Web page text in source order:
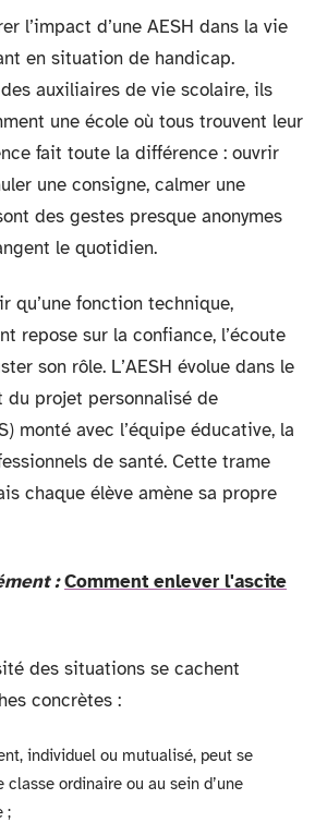
l’impact d’une AESH dans la vie
en situation de handicap.
auxiliaires de vie scolaire, ils
une école où tous trouvent leur
fait toute la différence : ouvrir
une consigne, calmer une
des gestes presque anonymes
le quotidien.
qu’une fonction technique,
repose sur la confiance, l’écoute
son rôle. L’AESH évolue dans le
projet personnalisé de
monté avec l’équipe éducative, la
de santé. Cette trame
chaque élève amène sa propre
: Comment enlever l'ascite
des situations se cachent
concrètes :
individuel ou mutualisé, peut se
classe ordinaire ou au sein d’une
;